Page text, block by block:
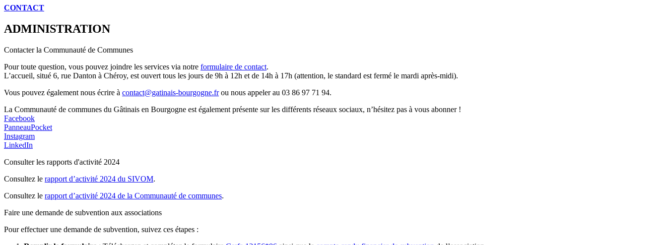
CONTACT
ADMINISTRATION
Contacter la Communauté de Communes
Pour toute question, vous pouvez joindre les services via notre formulaire de contact.
L’accueil, situé 6, rue Danton à Chéroy, est ouvert tous les jours de 9h à 12h et de 14h à 17h (attention, le standard est fermé le mardi après-midi).
Vous pouvez également nous écrire à contact@gatinais-bourgogne.frou nous appeler au 03 86 97 71 94.
La Communauté de communes du Gâtinais en Bourgogne est également présente sur les différents réseaux sociaux, n’hésitez pas à vous abonner !
Facebook
PanneauPocket
Instagram
LinkedIn
Consulter les rapports d'activité 2024
Consultez le rapport d’activité 2024 du SIVOM.
Consultez le rapport d’activité 2024 de la Communauté de communes.
Faire une demande de subvention aux associations
Pour effectuer une demande de subvention, suivez ces étapes :